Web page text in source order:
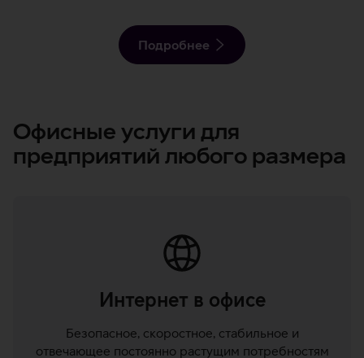
Подробнее
Офисные услуги для
предприятий любого размера
Интернет в офисе
Безопасное, скоростное, стабильное и
отвечающее постоянно растущим потребностям